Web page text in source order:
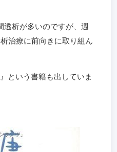
透析が多いのですが、週
治療に前向きに取り組ん
という書籍も出していま